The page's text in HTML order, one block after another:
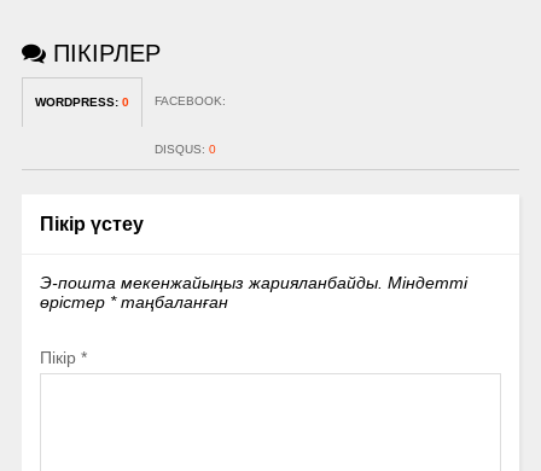
ПІКІРЛЕР
WORDPRESS: 0 FACEBOOK:
DISQUS: 0
Пікір үстеу
Э-пошта мекенжайыңыз жарияланбайды. Міндетті
өрістер *таңбаланған
Пікір *